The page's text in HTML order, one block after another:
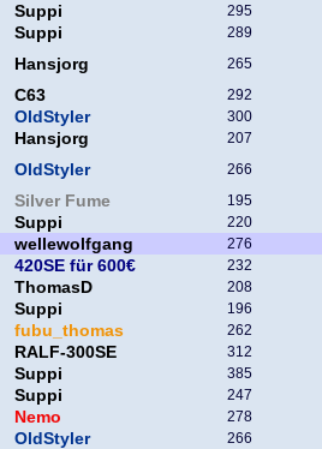
Suppi 295
Suppi 289
Hansjorg 265
C63 292
OldStyler 300
Hansjorg 207
OldStyler 266
Silver Fume 195
Suppi 220
wellewolfgang 276
420SE für 600€ 232
ThomasD 208
Suppi 196
fubu_thomas 262
RALF-300SE 312
Suppi 385
Suppi 247
Nemo 278
OldStyler 266